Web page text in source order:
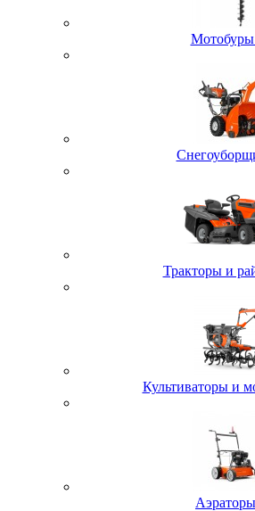
Мотобуры
Тракторы и
Культиваторы и